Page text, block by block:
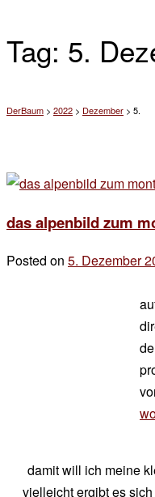
Tag: 5.
DerBaum > 2022 > Dezember > 5.
das alpenbild zum
Posted on 5. Dezember
damit will ich meine
vielleicht ergibt es